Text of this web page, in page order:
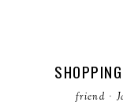
friend ·